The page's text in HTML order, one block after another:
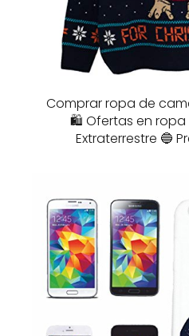
Comprar ropa de
🛍️ Ofertas en ropa
Extraterrestre 🔵